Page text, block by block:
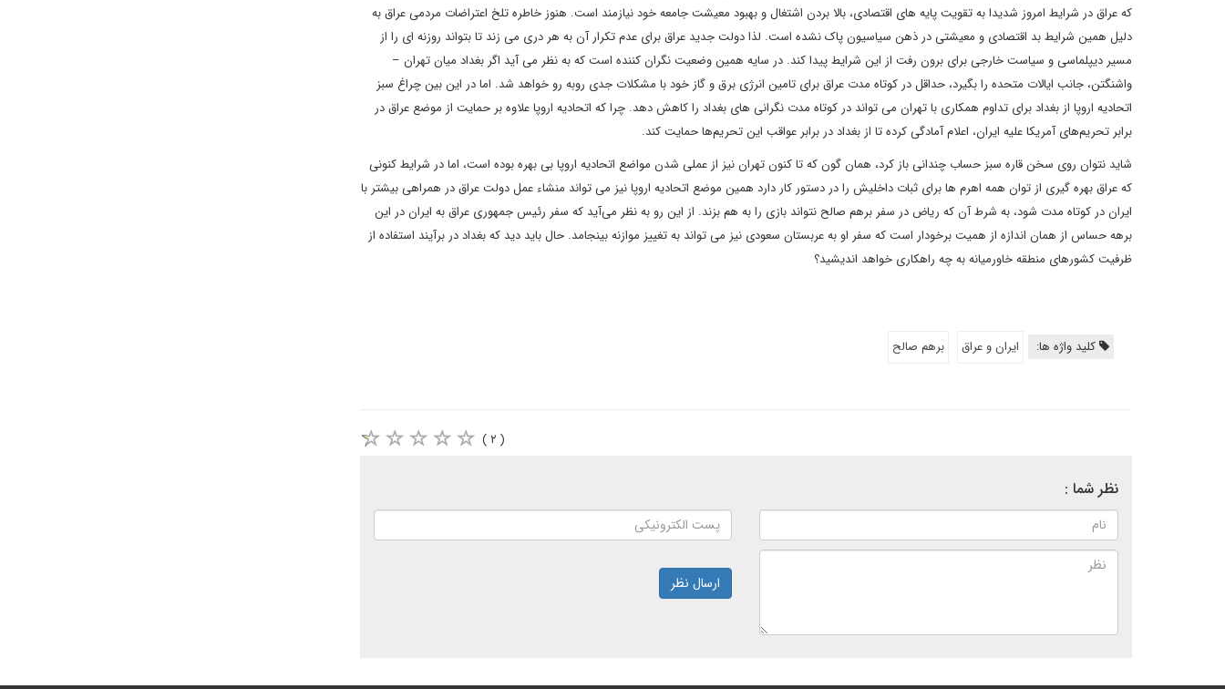
که عراق در شرایط امروز شدیدا به تقویت پایه های اقتصادی، بالا بردن اشتغال و بهبود معیشت جامعه خود نیازمند است. هنوز خاطره تلخ اعتراضات مردمی عراق به
دلیل همین شرایط بد اقتصادی و معیشتی در ذهن سیاسیون پاک نشده است. لذا دولت جدید عراق برای عدم تکرار آن به هر دری می زند تا بتواند روزنه ای را از
مسیر دیپلماسی و سیاست خارجی برای برون رفت از این شرایط پیدا کند. در سایه همین وضعیت نگران کننده است که به نظر می آید اگر بغداد میان تهران –
واشنگتن، جانب ایالات متحده را بگیرد، حداقل در کوتاه مدت عراق برای تامین انرژی برق و گاز خود با مشکلات جدی روبه رو خواهد شد. اما در این بین چراغ سبز
اتحادیه اروپا از بغداد برای تداوم همکاری با تهران می تواند در کوتاه مدت نگرانی های بغداد را کاهش دهد. چرا که اتحادیه اروپا علاوه بر حمایت از موضع عراق در
برابر تحریم‌های آمریکا علیه ایران، اعلام آمادگی کرده تا از بغداد در برابر عواقب این تحریم‌ها حمایت کند.
شاید نتوان روی سخن قاره سبز حساب چندانی باز کرد، همان گون که تا کنون تهران نیز از عملی شدن مواضع اتحادیه اروپا بی بهره بوده است، اما در شرایط کنونی
که عراق بهره گیری از توان همه اهرم ها برای ثبات داخلیش را در دستور کار دارد همین موضع اتحادیه اروپا نیز می تواند منشاء عمل دولت عراق در همراهی بیشتر با
ایران در کوتاه مدت شود، به شرط آن که ریاض در سفر برهم صالح نتواند بازی را به هم بزند. از این رو به نظر می‌آید که سفر رئیس جمهوری عراق به ایران در این
برهه حساس از همان اندازه از همیت برخودار است که سفر او به عربستان سعودی نیز می تواند به تغییز موازنه بینجامد. حال باید دید که بغداد در برآیند استفاده از
ظرفیت کشورهای منطقه خاورمیانه به چه راهکاری خواهد اندیشید؟
کلید واژه ها: ایران و عراق برهم صالح
( ۲ )
نظر شما :
ارسال نظر